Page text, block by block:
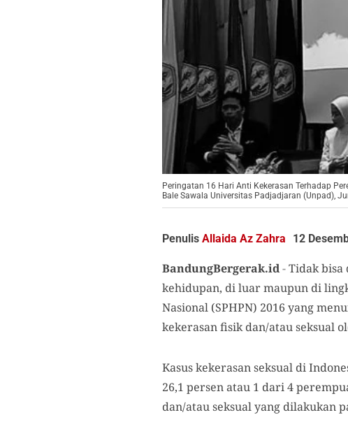
Peringatan 16 Hari Anti Kekerasan Terhadap
Bale Sawala Universitas Padjadjaran (Unpad),
Penulis Allaida Az Zahra 12
BandungBergerak.id-Tidak bisa
kehidupan, di luar maupun di
Nasional (SPHPN) 2016 yang
kekerasan fisik dan/atau seksual
Kasus kekerasan seksual di
26,1 persen atau 1 dari 4
dan/atau seksual yang dilakukan